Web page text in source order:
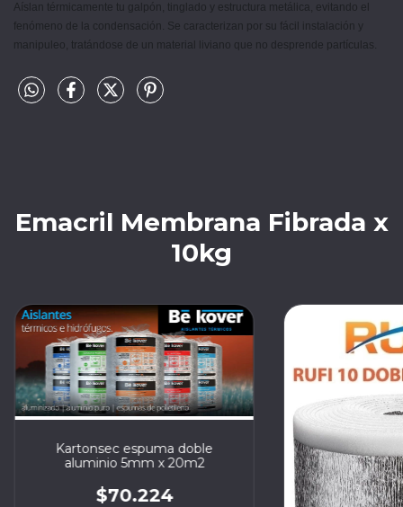
Aíslan térmicamente tu galpón, tinglado y estructura metálica, evitando el
fenómeno de la condensación. Se caracterizan por su fácil instalación y
manipuleo, tratándose de un material liviano que no desprende partículas.
Emacril Membrana Fibrada x
10kg
Kartonsec espuma doble
aluminio 5mm x 20m2
$70.224